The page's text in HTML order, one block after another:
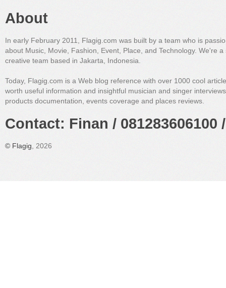
About
In early February 2011, Flagig.com was built by a team who is
about Music, Movie, Fashion, Event, Place, and Technology. We're a
creative team based in Jakarta, Indonesia.
Today, Flagig.com is a Web blog reference with over 1000 cool
worth useful information and insightful musician and singer
products documentation, events coverage and places reviews.
Contact: Finan /
© Flagig, 2026